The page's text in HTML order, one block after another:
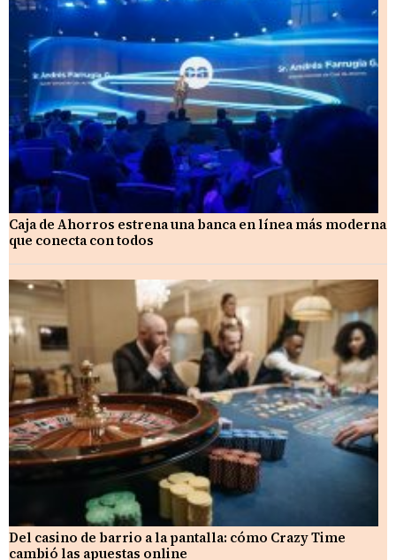
Caja de Ahorros estrena una banca en línea más moderna
que conecta con todos
Del casino de barrio a la pantalla: cómo Crazy Time
cambió las apuestas online